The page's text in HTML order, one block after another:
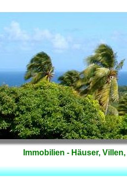
Immobilien - Häuser,